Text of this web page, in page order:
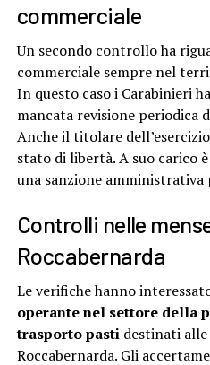
commerciale
Un secondo controllo ha
commerciale sempre nel
In questo caso i Carabinieri
mancata revisione periodica
Anche il titolare
stato di libertà. A suo carico
una sanzione amministrativa
Controlli nelle
Roccabernarda
Le verifiche hanno
operante nel settore della
trasporto pastidestinati alle
Roccabernarda. Gli